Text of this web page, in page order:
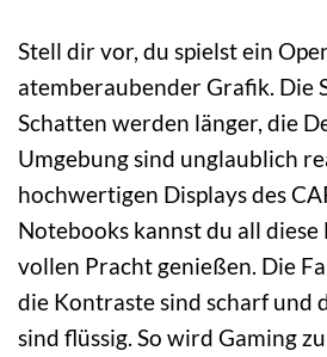
Stell dir vor, du spielst ein
atemberaubender Grafik. Die
Schatten werden länger, die
Umgebung sind unglaublich
hochwertigen Displays des
Notebooks kannst du all
vollen Pracht genießen. Die
die Kontraste sind scharf und
sind flüssig. So wird Gaming